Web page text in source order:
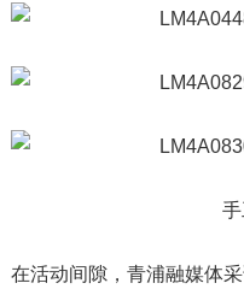
在活动间隙，青浦融媒体